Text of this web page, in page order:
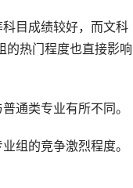
目成绩较好，而文科
的热门程度也直接影响
通类专业有所不同。
组的竞争激烈程度。